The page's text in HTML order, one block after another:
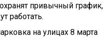
привычный график,
работать.
на улицах 8 марта